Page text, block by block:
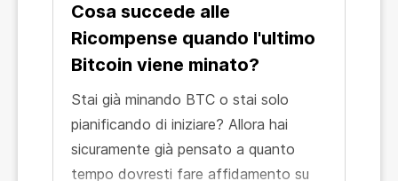
Cosa succede alle
Ricompense quando l'ultimo
Bitcoin viene minato?
Stai già minando BTC o stai solo
pianificando di iniziare? Allora hai
sicuramente già pensato a quanto
tempo dovresti fare affidamento su